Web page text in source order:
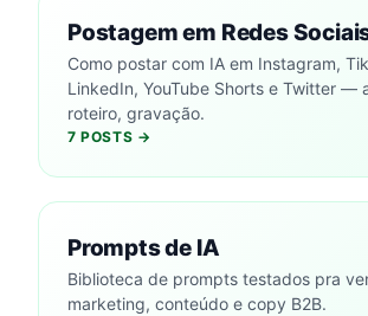
Postagem em Redes
Como postar com IA em Instagram,
LinkedIn, YouTube Shorts e Twitter —
roteiro, gravação.
7 POSTS →
Prompts de IA
Biblioteca de prompts testados pra
marketing, conteúdo e copy B2B.